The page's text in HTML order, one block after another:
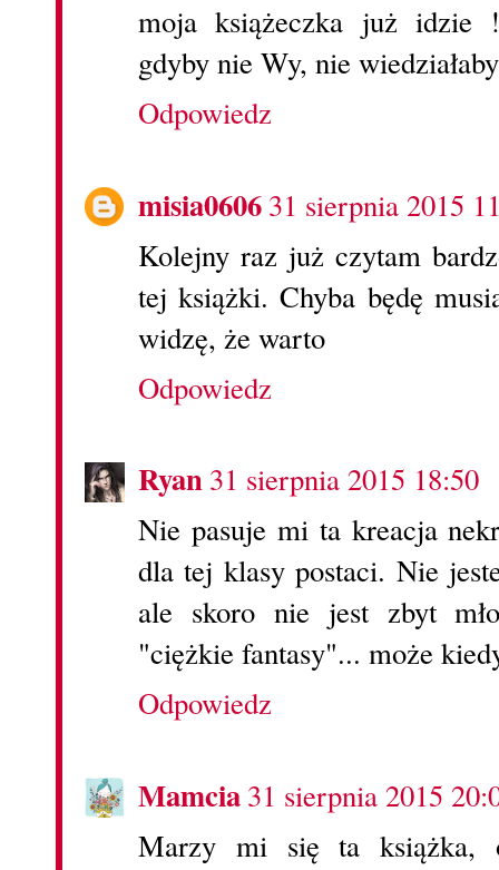
moja książeczka już idzie
gdyby nie Wy, nie
Odpowiedz
misia060631 sierpnia 2015
Kolejny raz już czytam
tej książki. Chyba będę
widzę, że warto
Odpowiedz
Ryan31 sierpnia 2015 18:50
Nie pasuje mi ta kreacja
dla tej klasy postaci. Nie
ale skoro nie jest zbyt
"ciężkie fantasy"... może
Odpowiedz
Mamcia31 sierpnia 2015
Marzy mi się ta książka,